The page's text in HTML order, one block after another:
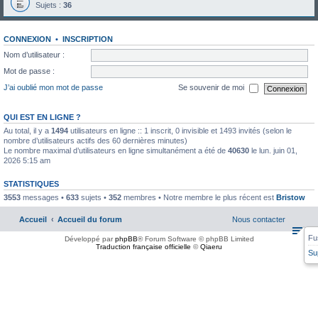
Sujets : 36
CONNEXION • INSCRIPTION
Nom d’utilisateur :
Mot de passe :
J’ai oublié mon mot de passe
Se souvenir de moi
QUI EST EN LIGNE ?
Au total, il y a 1494 utilisateurs en ligne :: 1 inscrit, 0 invisible et 1493 invités (selon le
nombre d’utilisateurs actifs des 60 dernières minutes)
Le nombre maximal d’utilisateurs en ligne simultanément a été de 40630 le lun. juin 01,
2026 5:15 am
STATISTIQUES
3553 messages • 633 sujets • 352 membres • Notre membre le plus récent est Bristow
Accueil Accueil du forum Nous contacter
Développé parphpBB® Forum Software © phpBB Limited
Traduction française officielle ©Qiaeru